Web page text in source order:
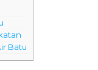
Batu